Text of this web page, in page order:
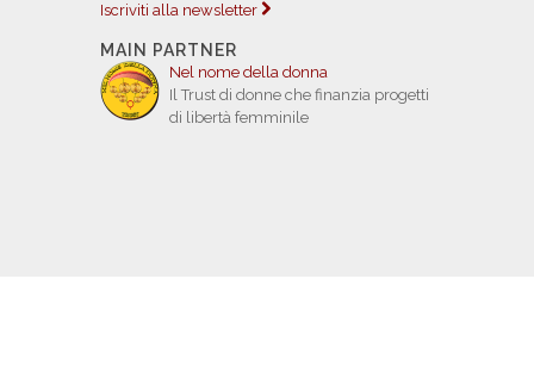
Iscriviti alla newsletter
MAIN PARTNER
Nel nome della donna
Il Trust di donne che finanzia progetti
di libertà femminile